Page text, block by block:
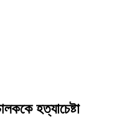
হত্যাচেষ্টা